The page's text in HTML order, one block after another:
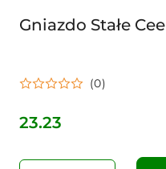
Gniazdo Stałe Cee
(0)
Cena:
23.23